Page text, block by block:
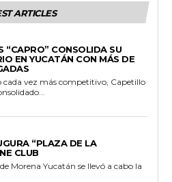
ARTICLES
“CAPRO” CONSOLIDA SU
EN YUCATÁN CON MÁS DE
vez más competitivo, Capetillo
“PLAZA DE LA
CLUB
Morena Yucatán se llevó a cabo la